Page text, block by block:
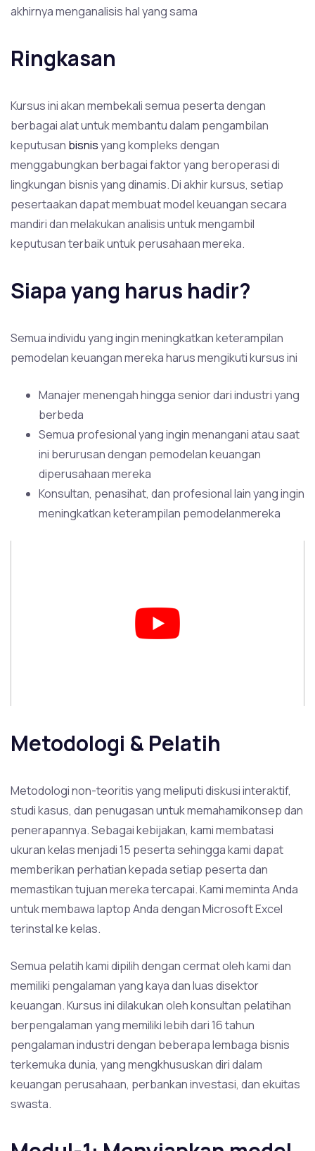
akhirnya menganalisis hal yang sama
Ringkasan
Kursus ini akan membekali semua peserta dengan
berbagai alat untuk membantu dalam pengambilan
keputusan bisnisyang kompleks dengan
menggabungkan berbagai faktor yang beroperasi di
lingkungan bisnis yang dinamis. Di akhir kursus, setiap
pesertaakan dapat membuat model keuangan secara
mandiri dan melakukan analisis untuk mengambil
keputusan terbaik untuk perusahaan mereka.
Siapa yang harus hadir?
Semua individu yang ingin meningkatkan keterampilan
pemodelan keuangan mereka harus mengikuti kursus ini
Manajer menengah hingga senior dari industri yang
berbeda
Semua profesional yang ingin menangani atau saat
ini berurusan dengan pemodelan keuangan
diperusahaan mereka
Konsultan, penasihat, dan profesional lain yang ingin
meningkatkan keterampilan pemodelanmereka
Metodologi & Pelatih
Metodologi non-teoritis yang meliputi diskusi interaktif,
studi kasus, dan penugasan untuk memahamikonsep dan
penerapannya. Sebagai kebijakan, kami membatasi
ukuran kelas menjadi 15 peserta sehingga kami dapat
memberikan perhatian kepada setiap peserta dan
memastikan tujuan mereka tercapai. Kami meminta Anda
untuk membawa laptop Anda dengan Microsoft Excel
terinstal ke kelas.
Semua pelatih kami dipilih dengan cermat oleh kami dan
memiliki pengalaman yang kaya dan luas disektor
keuangan. Kursus ini dilakukan oleh konsultan pelatihan
berpengalaman yang memiliki lebih dari 16 tahun
pengalaman industri dengan beberapa lembaga bisnis
terkemuka dunia, yang mengkhususkan diri dalam
keuangan perusahaan, perbankan investasi, dan ekuitas
swasta.